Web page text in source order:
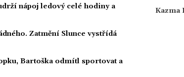
nápoj ledový celé hodiny a
Zatmění Slunce vystřídá
Bartoška odmítl sportovat a
Kazma